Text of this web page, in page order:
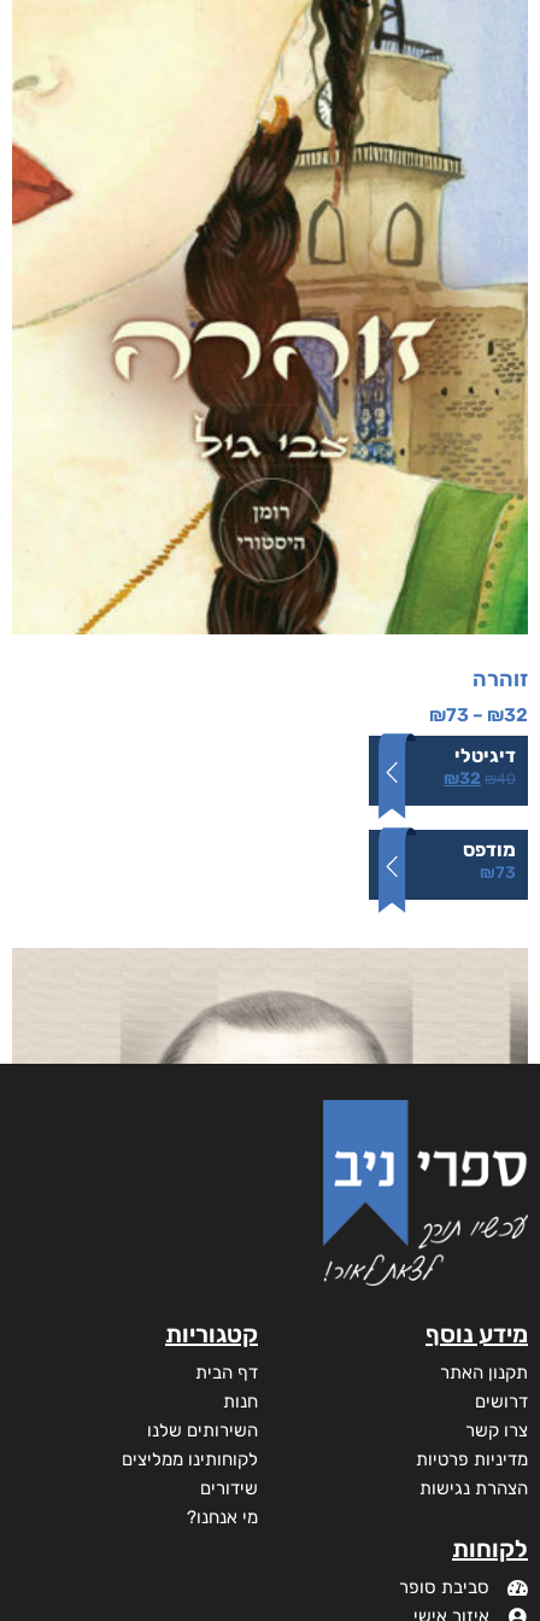
זוהרה
₪32
–
₪73
דיגיטלי
₪40
₪32
מודפס
₪73
מידע נוסף
תקנון האתר
דרושים
צרו קשר
מדיניות פרטיות
הצהרת נגישות
לקוחות
סביבת סופר
איזור אישי
קטגוריות
דף הבית
חנות
השירותים שלנו
לקוחותינו ממליצים
שידורים
מי אנחנו?